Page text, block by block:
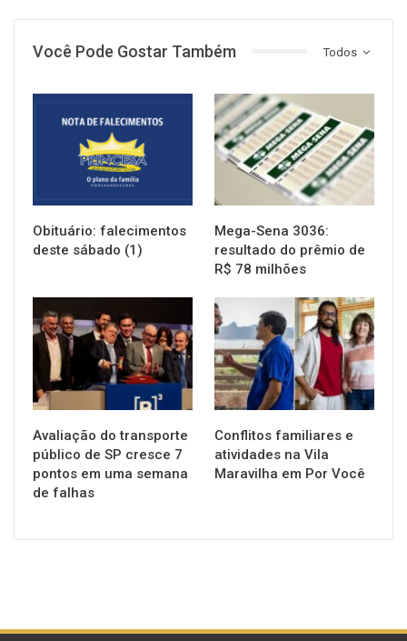
Todos
Você Pode Gostar Também
Obituário: falecimentos
deste sábado (1)
NOTÍCIAS
Mega-Sena 3036:
resultado do prêmio de
R$ 78 milhões
NOTÍCIAS
Avaliação do transporte
público de SP cresce 7
pontos em uma semana
de falhas
NOTÍCIAS
Conflitos familiares e
atividades na Vila
Maravilha em Por Você